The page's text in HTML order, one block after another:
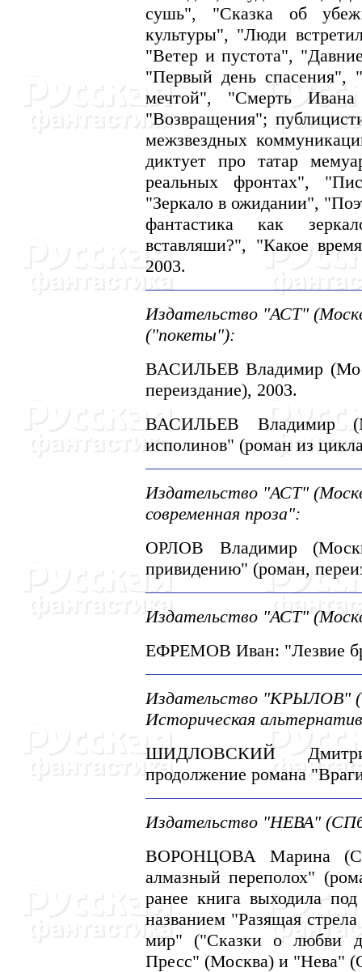
сушь", "Сказка об
культуры", "Люди
"Ветер и пустота",
"Первый день спасения",
мечтой", "Смерть
"Возвращения";
межзвездных
диктует про татар
реальных фронтах",
"Зеркало в ожидании",
фантастика как
вставляши?", "Какое
2003.
Издательство "АСТ"
("покеты"):
ВАСИЛЬЕВ Владимир
переиздание), 2003.
ВАСИЛЬЕВ Владимир
исполинов" (роман из
Издательство "АСТ"
современная проза":
ОРЛОВ Владимир
привидению" (роман,
Издательство "АСТ"
ЕФРЕМОВ Иван: "Лезвие
Издательство "КРЫЛОВ"
Историческая
ШИДЛОВСКИЙ
продолжение романа
Издательство "HЕВА"
ВОРОHЦОВА Марина
алмазный переполох"
ранее книга выходила
названием "Разящая
мир" ("Сказки о любви
Пресс" (Москва) и "Hева"